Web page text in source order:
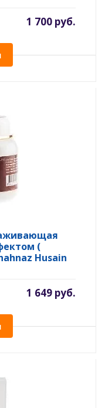
1 700 руб.
(
Husain
1 649 руб.